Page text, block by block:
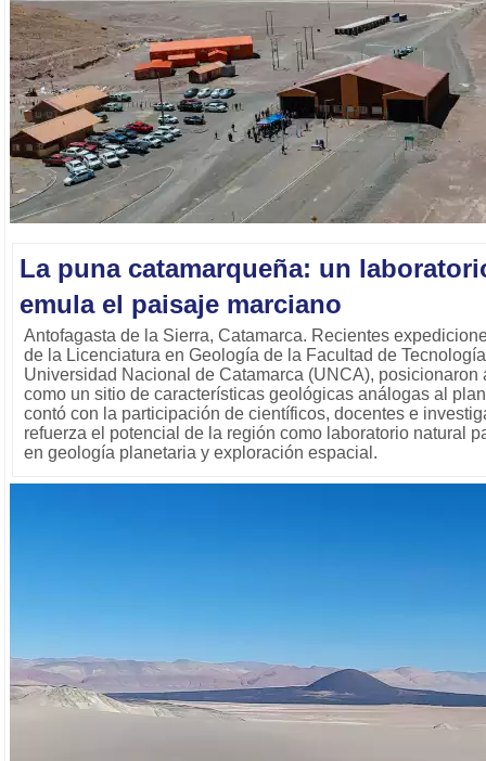
La puna catamarqueña: un
emula el paisaje marciano
Antofagasta de la Sierra, Catamarca. Recientes
de la Licenciatura en Geología de la Facultad de
Universidad Nacional de Catamarca (UNCA), posicionaron
como un sitio de características geológicas análogas al
contó con la participación de científicos, docentes e
refuerza el potencial de la región como laboratorio natural
en geología planetaria y exploración espacial.